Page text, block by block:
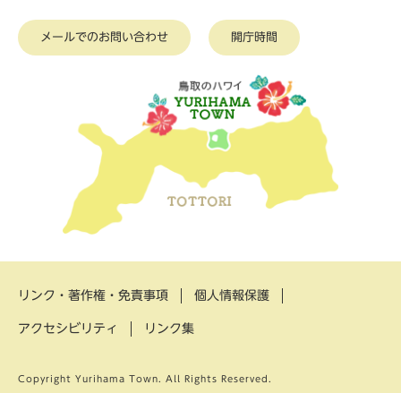
メールでのお問い合わせ 開庁時間
リンク・著作権・免責事項 個人情報保護
アクセシビリティ リンク集
Copyright Yurihama Town. All Rights Reserved.